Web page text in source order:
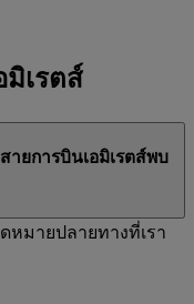
มิเรตส์
ายการบินเอมิเรตส์พบ
หมายปลายทางที่เรา